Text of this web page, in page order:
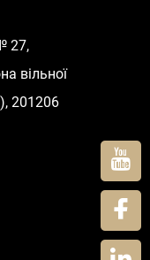
27,
вільної
201206